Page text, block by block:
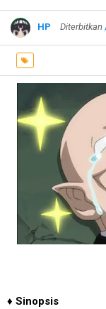
HP Diterbitkan
♦ Sinopsis